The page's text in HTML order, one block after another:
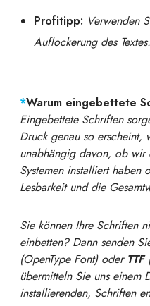
Profitipp: Verwenden
Auflockerung des Textes.
*Warum eingebettete
Eingebettete Schriften
Druck genau so erscheint,
unabhängig davon, ob wir
Systemen installiert haben
Lesbarkeit und die
Sie können Ihre Schriften
einbetten? Dann senden
(OpenType Font) oder TTF
übermitteln Sie uns einem
installierenden, Schriften